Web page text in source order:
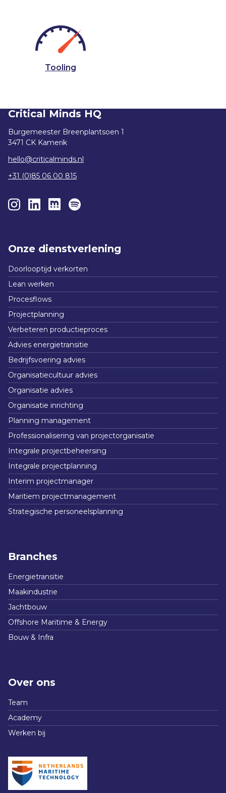
Tooling
Onze dienstverlening
Doorlooptijd verkorten
Lean werken
Procesflows
Projectplanning
Verbeteren productieproces
Advies energietransitie
Bedrijfsvoering advies
Organisatiecultuur advies
Organisatie advies
Organisatie inrichting
Planning management
Professionalisering van projectorganisatie
Integrale projectbeheersing
Integrale projectplanning
Interim projectmanager
Maritiem projectmanagement
Strategische personeelsplanning
Branches
Energietransitie
Maakindustrie
Jachtbouw
Offshore Maritime & Energy
Bouw & Infra
Over ons
Team
Academy
Werken bij
Critical Minds HQ
Burgemeester Breenplantsoen 1
3471 CK Kamerik
hello@criticalminds.nl
+31 (0)85 06 00 815